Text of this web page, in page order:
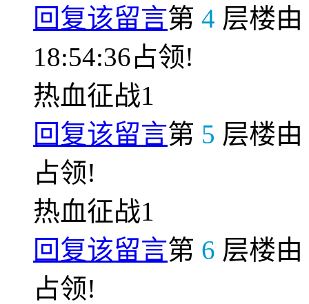
回复该留言第 4 层楼由
18:54:36占领!
热血征战1
回复该留言第 5 层楼由
占领!
热血征战1
回复该留言第 6 层楼由
占领!